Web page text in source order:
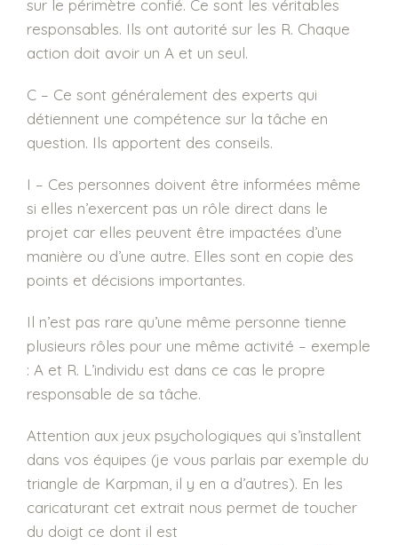
sur le périmètre confié. Ce sont les véritables
responsables. Ils ont autorité sur les R. Chaque
action doit avoir un A et un seul.
C – Ce sont généralement des experts qui
détiennent une compétence sur la tâche en
question. Ils apportent des conseils.
I – Ces personnes doivent être informées même
si elles n’exercent pas un rôle direct dans le
projet car elles peuvent être impactées d’une
manière ou d’une autre. Elles sont en copie des
points et décisions importantes.
Il n’est pas rare qu’une même personne tienne
plusieurs rôles pour une même activité – exemple
: A et R. L’individu est dans ce cas le propre
responsable de sa tâche.
Attention aux jeux psychologiques qui s’installent
dans vos équipes (je vous parlais par exemple du
triangle de Karpman, il y en a d’autres). En les
caricaturant cet extrait nous permet de toucher
du doigt ce dont il est